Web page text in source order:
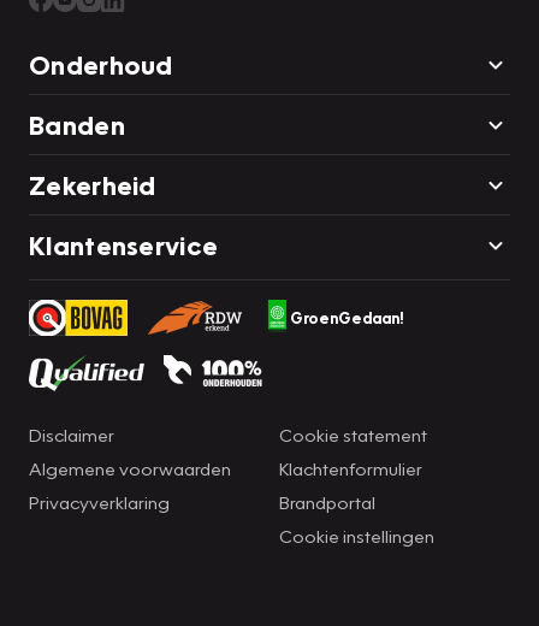
Onderhoud
Banden
Zekerheid
Klantenservice
GroenGedaan!
Disclaimer
Algemene voorwaarden
Privacyverklaring
Cookie statement
Klachtenformulier
Brandportal
Cookie instellingen